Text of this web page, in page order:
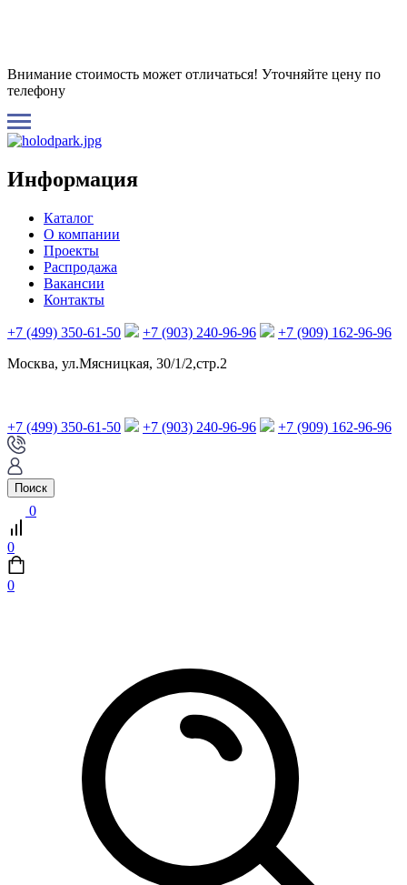
Внимание стоимость может отличаться! Уточняйте цену по
телефону
Информация
Каталог
О компании
Проекты
Распродажа
Вакансии
Контакты
+7 (499) 350-61-50 +7 (903) 240-96-96
+7 (909) 162-96-96
Москва, ул.Мясницкая, 30/1/2,стр.2
+7 (499) 350-61-50 +7 (903) 240-96-96 +7 (909) 162-96-96
Поиск
0
0
0